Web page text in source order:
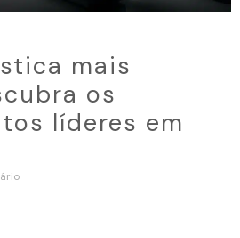
mais
os
líderes em